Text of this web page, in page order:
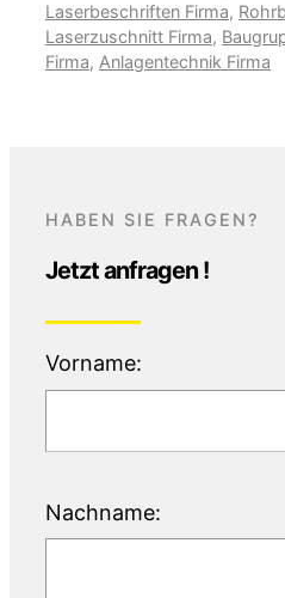
Laserbeschriften Firma,
Laserzuschnitt Firma,
Firma, Anlagentechnik Firma
HABEN SIE FRAGEN?
Jetzt anfragen !
Vorname:
Nachname: